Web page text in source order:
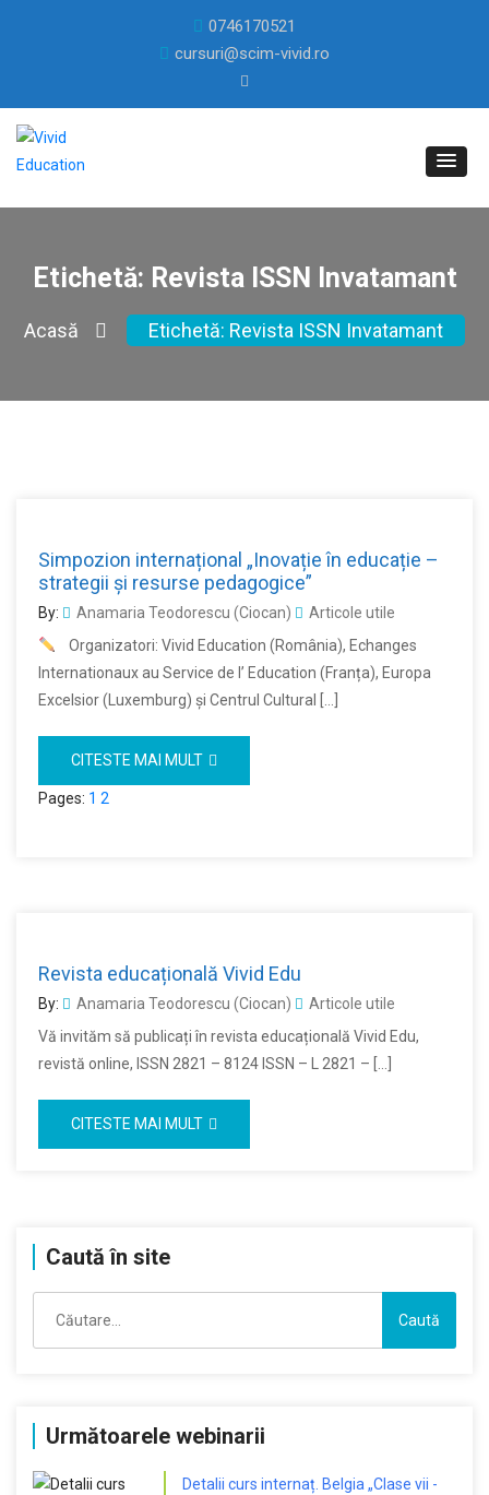
0746170521
cursuri@scim-vivid.ro
Etichetă: Revista ISSN Invatamant
Acasă Etichetă: Revista ISSN Invatamant
Simpozion internațional „Inovație în educație –
strategii și resurse pedagogice”
By: Anamaria Teodorescu (Ciocan)
Articole utile
Organizatori: Vivid Education (România), Echanges
Internationaux au Service de l’ Education (Franța), Europa
Excelsior (Luxemburg) și Centrul Cultural […]
CITESTE MAI MULT
Pages: 1 2
Revista educațională Vivid Edu
By: Anamaria Teodorescu (Ciocan)
Articole utile
Vă invităm să publicați în revista educațională Vivid Edu,
revistă online, ISSN 2821 – 8124 ISSN – L 2821 – […]
CITESTE MAI MULT
Caută în site
după:
Următoarele webinarii
Detalii curs internaț. Belgia „Clase vii -